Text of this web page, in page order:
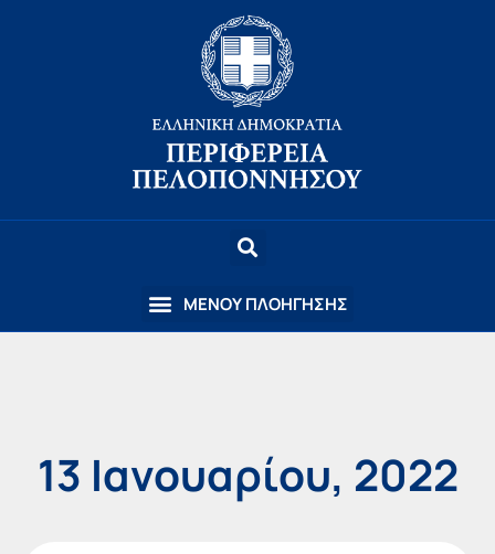
13 Ιανουαρίου, 2022